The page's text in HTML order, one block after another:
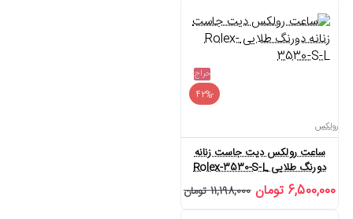
حراج
-42%
رولکس
ساعت رولکس دیت جاست زنانه
دورنگ طلایی Rolex-3530-S-L
6,500,000 تومان 11,198,000 تومان